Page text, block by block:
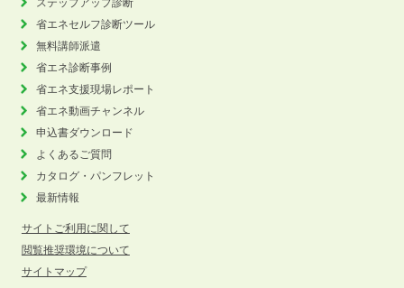
ステップアップ診断
省エネセルフ診断ツール
無料講師派遣
省エネ診断事例
省エネ支援現場レポート
省エネ動画チャンネル
申込書ダウンロード
よくあるご質問
カタログ・パンフレット
最新情報
サイトご利用に関して
閲覧推奨環境について
サイトマップ